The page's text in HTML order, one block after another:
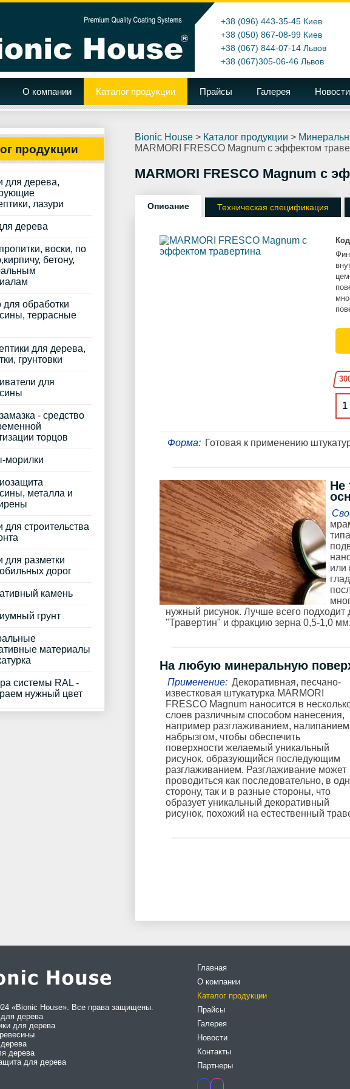
+38 (096) 443-35-45 Киев
+38 (050) 867-08-99 Киев
+38 (067) 844-07-14 Львов
+38 (067)305-06-46 Львов
О компании Каталог продукции Прайсы Галерея Новости
продукции
для дерева,
лазури
дерева
воски, по
бетону,
для обработки
террасные
для дерева,
грунтовки
для
- средство
торцов
морилки
металла и
для строительства
для разметки
дорог
камень
грунт
материалы
системы RAL -
нужный цвет
Bionic House > Каталог продукции >
MARMORI FRESCO Magnum с эффектом
MARMORI FRESCO Magnum с
Описание Техническая спецификация
Форма: Готовая к применению
Не
или
нужный рисунок. Лучше всего
"Травертин" и фракцию зерна 0,5-1,0 мм.
На любую минеральную
Применение: Декоративная, песчано-
известковая штукатурка MARMORI
FRESCO Magnum наносится в
слоев различным способом нанесения,
например разглаживанием,
набрызгом, чтобы обеспечить
поверхности желаемый уникальный
рисунок, образующийся последующим
разглаживанием. Разглаживание может
проводиться как последовательно, в
сторону, так и в разные стороны, что
образует уникальный декоративный
рисунок, похожий на естественный
«Bionic House». Все права защищены.
дерева
для дерева
дерева
для дерева
Главная
О компании
Каталог продукции
Прайсы
Галерея
Новости
Контакты
Партнеры